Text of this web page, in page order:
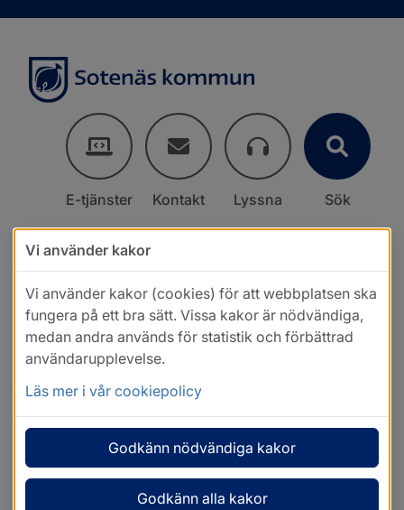
E-tjänster Kontakt Lyssna Sök
Vi använder kakor
Vi använder kakor (cookies) för att webbplatsen ska
fungera på ett bra sätt. Vissa kakor är nödvändiga,
medan andra används för statistik och förbättrad
användarupplevelse.
Läs mer i vår cookiepolicy
Godkänn nödvändiga kakor
Godkänn alla kakor